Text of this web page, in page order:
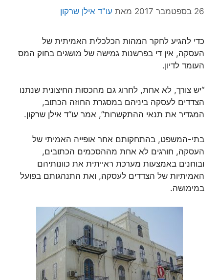
26 בספטמבר 2017 מאת עו"ד אילן שרקון
כדי להגיע לחקר המהות הכלכלית האמיתית של
העסקה, אין די בפרשנות גמישה של מושגים בחוק המס
העומד לדיון.
“יש צורך, לא אחת, לחרוג גם מהכסות החיצונית שנתנו
הצדדים לעסקה ביניהם במסגרת החוזה הכתוב,
המגדיר את תנאי ההתקשרות”, אמר עו”ד אילן שרקון.
בתי-המשפט, בהתחקותם אחר אופייה האמיתי של
העסקה, חורגים לא אחת מההסכמים הכתובים,
ובוחנים באמצעות מערכת ראייתית את כוונותיהם
האמיתיות של הצדדים לעסקה, ואת התנהגותם בפועל
במימושה.